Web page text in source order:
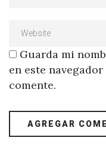
Guarda mi
en este
comente.